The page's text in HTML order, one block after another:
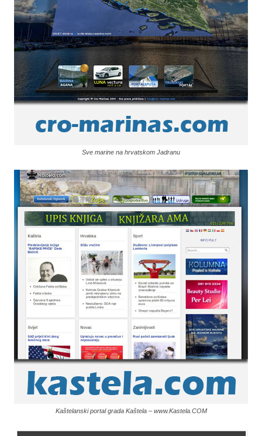
Sve marine na hrvatskom Jadranu
Kaštelanski portal grada Kaštela – www.Kastela.COM